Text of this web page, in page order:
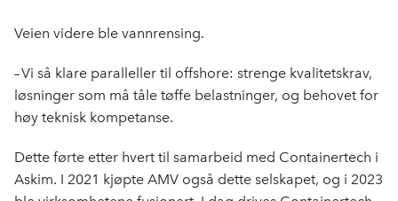
Veien videre ble vannrensing.
– Vi så klare paralleller til offshore: strenge kvalitetskrav,
løsninger som må tåle tøffe belastninger, og behovet for
høy teknisk kompetanse.
Dette førte etter hvert til samarbeid med Containertech i
Askim. I 2021 kjøpte AMV også dette selskapet, og i 2023